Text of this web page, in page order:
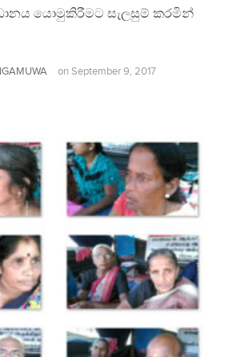
යොමුකිරීමට සැලසුම් කරමින්
on September 9, 2017